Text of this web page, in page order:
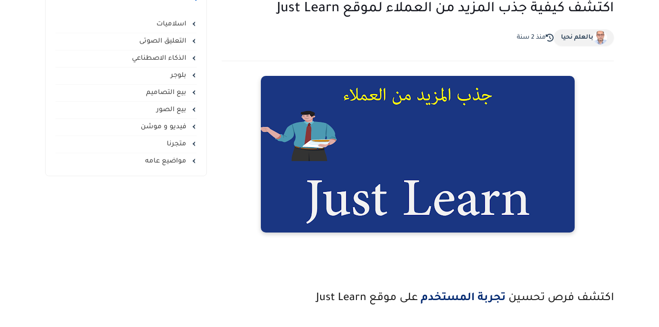
اكتشف كيفية جذب المزيد من العملاء لموقع Just Learn
بالعلم نحيا منذ 2 سنة
اكتشف فرص تحسين تجربة المستخدم على موقع Just Learn
اسلاميات
التعليق الصوتى
الذكاء الاصطناعي
بلوجر
بيع التصاميم
بيع الصور
فيديو و موشن
متجرنا
مواضيع عامه